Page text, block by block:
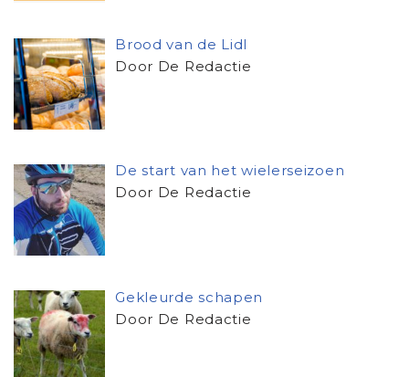
Brood van de Lidl
Door De Redactie
De start van het wielerseizoen
Door De Redactie
Gekleurde schapen
Door De Redactie